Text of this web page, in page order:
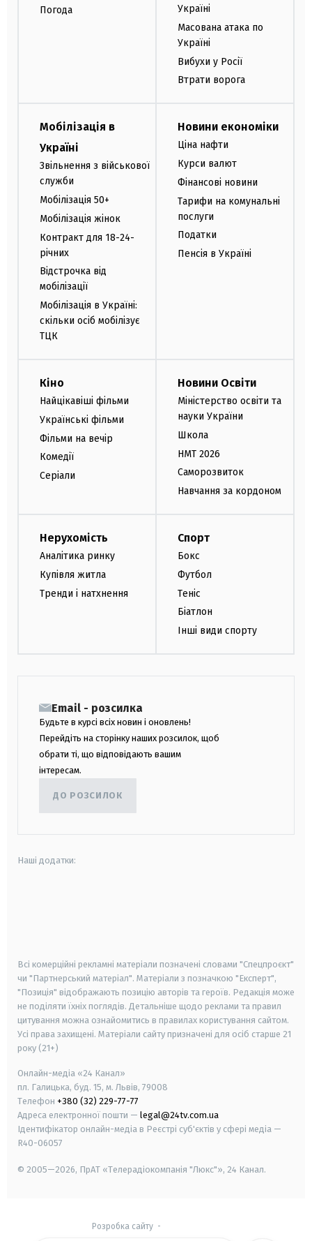
Погода
Україні
Масована атака по
Україні
Вибухи у Росії
Втрати ворога
Мобілізація в
Україні
Звільнення з військової
служби
Мобілізація 50+
Мобілізація жінок
Контракт для 18-24-
річних
Відстрочка від
мобілізації
Мобілізація в Україні:
скільки осіб мобілізує
ТЦК
Новини економіки
Ціна нафти
Курси валют
Фінансові новини
Тарифи на комунальні
послуги
Податки
Пенсія в Україні
Кіно
Найцікавіші фільми
Українські фільми
Фільми на вечір
Комедії
Серіали
Новини Освіти
Міністерство освіти та
науки України
Школа
НМТ 2026
Саморозвиток
Навчання за кордоном
Нерухомість
Аналітика ринку
Купівля житла
Тренди і натхнення
Спорт
Бокс
Футбол
Теніс
Біатлон
Інші види спорту
Email - розсилка
Будьте в курсі всіх новин і оновлень!
Перейдіть на сторінку наших розсилок, щоб
обрати ті, що відповідають вашим
інтересам.
ДО РОЗСИЛОК
Наші додатки:
Всі комерційні рекламні матеріали позначені словами "Спецпроєкт"
чи "Партнерський матеріал". Матеріали з позначкою "Експерт",
"Позиція" відображають позицію авторів та героїв. Редакція може
не поділяти їхніх поглядів. Детальніше щодо реклами та правил
цитування можна ознайомитись в правилах користування сайтом.
Усі права захищені. Матеріали сайту призначені для осіб старше 21
року (21+)
Онлайн-медіа «24 Канал»
пл. Галицька, буд. 15, м. Львів, 79008
Телефон +380 (32) 229-77-77
Адреса електронної пошти — legal@24tv.com.ua
Ідентифікатор онлайн-медіа в Реєстрі суб'єктів у сфері медіа —
R40-06057
© 2005—2026, ПрАТ «Телерадіокомпанія "Люкс"», 24 Канал.
Розробка сайту-